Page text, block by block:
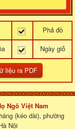
Phả đồ
Ngày giỗ
Ngô Việt Nam
(kéo dài), phường
Nội